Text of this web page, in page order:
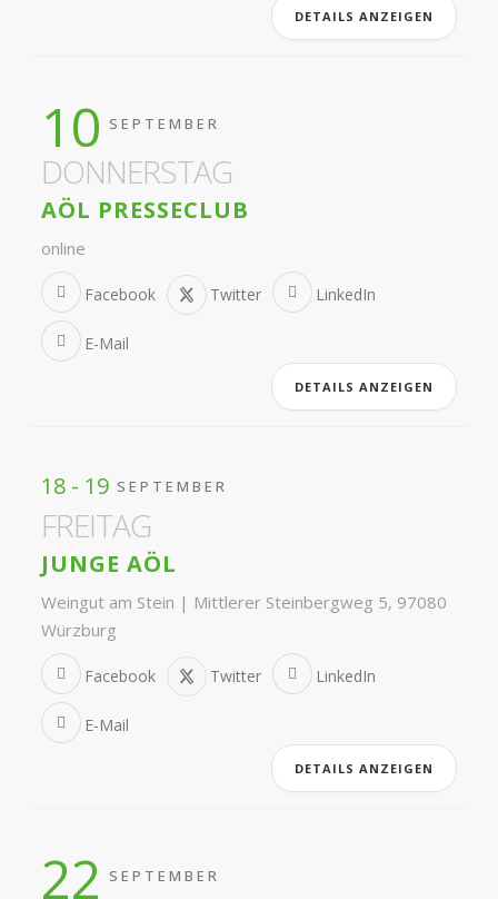
DETAILS ANZEIGEN
10 SEPTEMBER
DONNERSTAG
AÖL PRESSECLUB
online
Facebook Twitter LinkedIn
E-Mail
DETAILS ANZEIGEN
18 - 19 SEPTEMBER
FREITAG
JUNGE AÖL
Weingut am Stein | Mittlerer Steinbergweg 5, 97080
Würzburg
Facebook Twitter LinkedIn
E-Mail
DETAILS ANZEIGEN
22 SEPTEMBER